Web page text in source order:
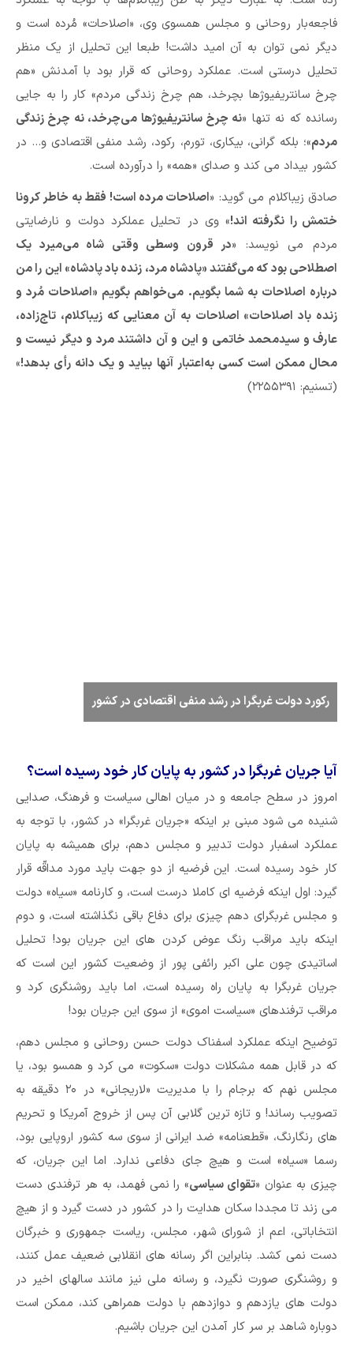
فاجعه‌بار روحانی و مجلس همسوی وی، «اصلاحات» مُرده است و
دیگر نمی توان به آن امید داشت! طبعا این تحلیل از یک منظر
تحلیل درستی است. عملکرد روحانی که قرار بود با آمدنش «هم
چرخ سانتریفیوژها بچرخد، هم چرخ زندگی مردم» کار را به جایی
رسانده که نه تنها «نه چرخ سانتریفیوژها می‌چرخد، نه چرخ زندگی
مردم»؛ بلکه گرانی، بیکاری، تورم، رکود، رشد منفی اقتصادی و… در
کشور بیداد می کند و صدای «همه» را درآورده است.
صادق زیباکلام می گوید: «اصلاحات مرده است! فقط به خاطر کرونا
ختمش را نگرفته اند!» وی در تحلیل عملکرد دولت و نارضایتی
مردم می نویسد: «در قرون وسطی وقتی شاه می‌میرد یک
اصطلاحی بود که می‌گفتند «پادشاه مرد، زنده باد پادشاه» این را من
درباره اصلاحات به شما بگویم. می‌خواهم بگویم «اصلاحات مُرد و
زنده باد اصلاحات» اصلاحات به آن معنایی که زیباکلام، تاج‌زاده،
عارف و سیدمحمد خاتمی و این و آن داشتند مرد و دیگر نیست و
محال ممکن است کسی به‌اعتبار آنها بیاید و یک دانه رأی بدهد!»
(تسنیم: ۲۲۵۵۳۹۱)
رکورد دولت غربگرا در رشد منفی اقتصادی در کشور
آیا جریان غربگرا در کشور به پایان کار خود رسیده است؟
امروز در سطح جامعه و در میان اهالی سیاست و فرهنگ، صدایی
شنیده می شود مبنی بر اینکه «جریان غربگرا» در کشور، با توجه به
عملکرد اسفبار دولت تدبیر و مجلس دهم، برای همیشه به پایان
کار خود رسیده است. این فرضیه از دو جهت باید مورد مداقّه قرار
گیرد: اول اینکه فرضیه ای کاملا درست است، و کارنامه «سیاه» دولت
و مجلس غربگرای دهم چیزی برای دفاع باقی نگذاشته است، و دوم
اینکه باید مراقب رنگ عوض کردن های این جریان بود! تحلیل
اساتیدی چون علی اکبر رائفی پور از وضعیت کشور این است که
جریان غربگرا به پایان راه رسیده است، اما باید روشنگری کرد و
مراقب ترفندهای «سیاست اموی» از سوی این جریان بود!
توضیح اینکه عملکرد اسفناک دولت حسن روحانی و مجلس دهم،
که در قابل همه مشکلات دولت «سکوت» می کرد و همسو بود، یا
مجلس نهم که برجام را با مدیریت «لاریجانی» در ۲۰ دقیقه به
تصویب رساند! و تازه ترین گلابی آن پس از خروج آمریکا و تحریم
های رنگارنگ، «قطعنامه» ضد ایرانی از سوی سه کشور اروپایی بود،
رسما «سیاه» است و هیچ جای دفاعی ندارد. اما این جریان، که
چیزی به عنوان «تقوای سیاسی» را نمی فهمد، به هر ترفندی دست
می زند تا مجددا سکان هدایت را در کشور در دست گیرد و از هیچ
انتخاباتی، اعم از شورای شهر، مجلس، ریاست جمهوری و خبرگان
دست نمی کشد. بنابراین اگر رسانه های انقلابی ضعیف عمل کنند،
و روشنگری صورت نگیرد، و رسانه ملی نیز مانند سالهای اخیر در
دولت های یازدهم و دوازدهم با دولت همراهی کند، ممکن است
دوباره شاهد بر سر کار آمدن این جریان باشیم.